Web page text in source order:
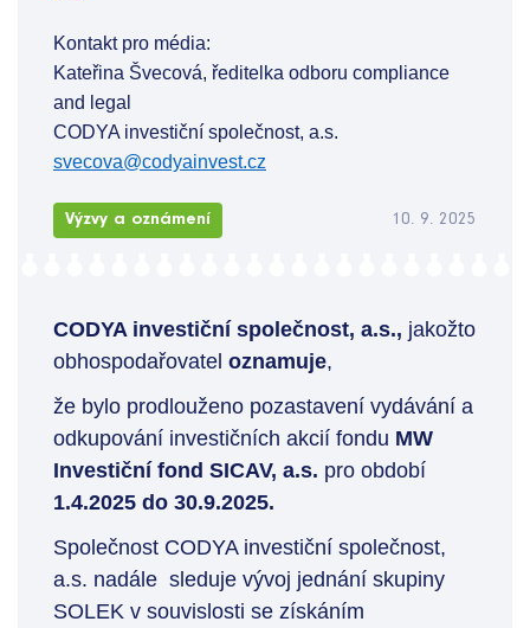
Kontakt pro média:
Kateřina Švecová, ředitelka odboru compliance
and legal
CODYA investiční společnost, a.s.
svecova@codyainvest.cz
Výzvy a oznámení 10. 9. 2025
CODYA investiční společnost, a.s., jakožto
obhospodařovatel oznamuje,
že bylo prodlouženo pozastavení vydávání a
odkupování investičních akcií fondu MW
Investiční fond SICAV, a.s. pro období
1.4.2025 do 30.9.2025.
Společnost CODYA investiční společnost,
a.s. nadále sleduje vývoj jednání skupiny
SOLEK v souvislosti se získáním